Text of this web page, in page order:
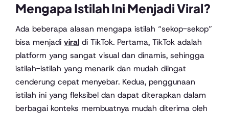
Mengapa Istilah Ini Menjadi Viral?
Ada beberapa alasan mengapa istilah “sekop-sekop”
bisa menjadi viral di TikTok. Pertama, TikTok adalah
platform yang sangat visual dan dinamis, sehingga
istilah-istilah yang menarik dan mudah diingat
cenderung cepat menyebar. Kedua, penggunaan
istilah ini yang fleksibel dan dapat diterapkan dalam
berbagai konteks membuatnya mudah diterima oleh